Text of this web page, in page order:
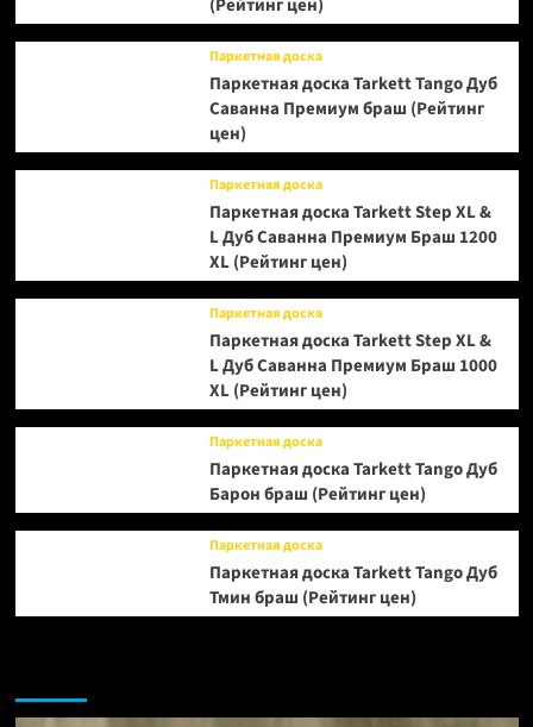
(Рейтинг цен)
Паркетная доска
Паркетная доска Tarkett Tango Дуб
Саванна Премиум браш (Рейтинг
цен)
Паркетная доска
Паркетная доска Tarkett Step XL &
L Дуб Саванна Премиум Браш 1200
XL (Рейтинг цен)
Паркетная доска
Паркетная доска Tarkett Step XL &
L Дуб Саванна Премиум Браш 1000
XL (Рейтинг цен)
Паркетная доска
Паркетная доска Tarkett Tango Дуб
Барон браш (Рейтинг цен)
Паркетная доска
Паркетная доска Tarkett Tango Дуб
Тмин браш (Рейтинг цен)